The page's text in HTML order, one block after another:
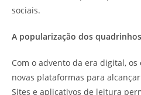
sociais.
A popularização dos
Com o advento da era digital,
novas plataformas para
Sites e aplicativos de leitura